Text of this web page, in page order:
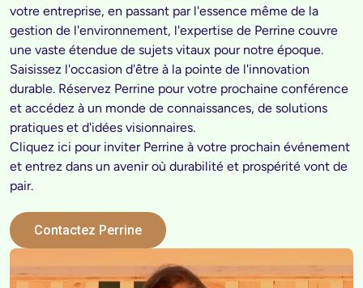
votre entreprise, en passant par l'essence même de la
gestion de l'environnement, l'expertise de Perrine couvre
une vaste étendue de sujets vitaux pour notre époque.
Saisissez l'occasion d'être à la pointe de l'innovation
durable. Réservez Perrine pour votre prochaine conférence
et accédez à un monde de connaissances, de solutions
pratiques et d'idées visionnaires.
Cliquez ici pour inviter Perrine à votre prochain événement
et entrez dans un avenir où durabilité et prospérité vont de
Contactez Perrine